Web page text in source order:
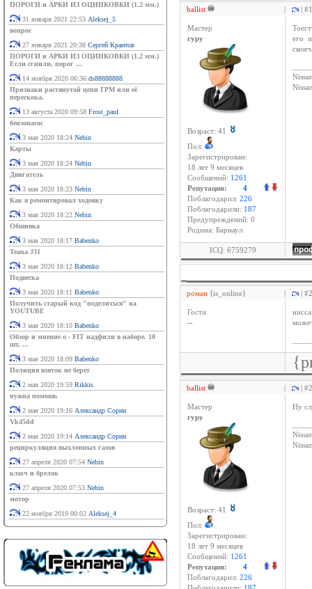
ПОРОГИ и АРКИ ИЗ ОЦИНКОВКИ (1.2 мм.)
31 января 2021 22:53 Aleksej_5
вопрос
27 января 2021 20:38 Сергей Крантов
ПОРОГИ и АРКИ ИЗ ОЦИНКОВКИ (1.2 мм.)
Если сгнили, порог ...
14 ноября 2020 06:36 ds88888888
Признаки растянутой цепи ГРМ или её
перескока.
13 августа 2020 09:58 Frost_paul
бензонасос
3 мая 2020 18:24 Nebin
Карты
3 мая 2020 18:24 Nebin
Двигатель
3 мая 2020 18:23 Nebin
Как я ремонтировал ходовку
3 мая 2020 18:22 Nebin
Обшивка
3 мая 2020 18:17 Babenko
Teana J31
3 мая 2020 18:12 Babenko
Подвеска
3 мая 2020 18:11 Babenko
Получить старый код "поделиться" на
YOUTUBE
3 мая 2020 18:10 Babenko
Обзор и мнение о - FIT надфили в наборе. 10
шт. ...
3 мая 2020 18:09 Babenko
Полиция взяток не берет
2 мая 2020 19:59 Rikkis
нужна помошь
2 мая 2020 19:16 Александр Сорин
Vk45dd
2 мая 2020 19:14 Александр Сорин
рециркуляция выхлопных газов
27 апреля 2020 07:54 Nebin
ключ и брелок
27 апреля 2020 07:53 Nebin
мотор
22 ноября 2019 00:02 Aleksej_4
ballist | |
Мастер
гуру
Возраст: 41
Пол:
Зарегистрирован:
18 лет 9 месяцев
Сообщений: 1261
Репутация: 4
Поблагодарил: 226
Поблагодарили: 187
Предупреждений: 0
Родина: Барнаул
его
ICQ: 6759279
роман {is_online} | |
Гости
--
ballist | |
Мастер
гуру
Возраст: 41
Пол:
Зарегистрирован:
18 лет 9 месяцев
Сообщений: 1261
Репутация: 4
Поблагодарил: 226
Ну